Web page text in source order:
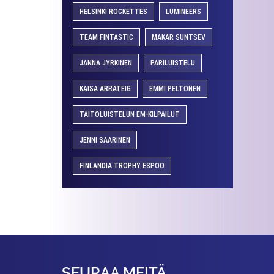
HELSINKI ROCKETTES LUMINEERS
TEAM FINTASTIC MAKAR SUNTSEV
JANNA JYRKINEN PARILUISTELU
KAISA ARRATEIG EMMI PELTONEN
TAITOLUISTELUN EM-KILPAILUT
JENNI SAARINEN
FINLANDIA TROPHY ESPOO